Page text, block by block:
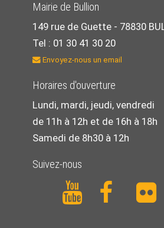
Mairie de Bullion
149 rue de Guette - 78830
Tel : 01 30 41 30 20
Envoyez-nous un email
Horaires d'ouverture
Lundi, mardi, jeudi, vendredi
de 11h à 12h et de 16h à 18h
Samedi de 8h30 à 12h
Suivez-nous